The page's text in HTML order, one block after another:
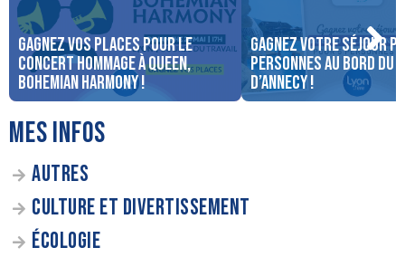
Gagnez vos places pour le
concert Hommage à Queen,
Bohemian Harmony !
Gagnez votre séjour
personnes au bord du
d’Annecy !
MES INFOS
AUTRES
CULTURE ET DIVERTISSEMENT
ÉCOLOGIE